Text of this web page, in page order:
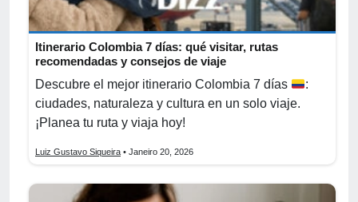
Itinerario Colombia 7 días: qué visitar, rutas
recomendadas y consejos de viaje
Descubre el mejor itinerario Colombia 7 días
:
ciudades, naturaleza y cultura en un solo viaje.
¡Planea tu ruta y viaja hoy!
Luiz Gustavo Siqueira • Janeiro 20, 2026